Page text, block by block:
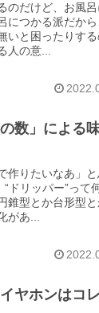
のだけど、お風呂
につかる派だか
いと困ったりす
の意...
数」による
作りたいなあ」と
ドリッパー”って
錐型とか台形型
があ...
ヤホンはコレ